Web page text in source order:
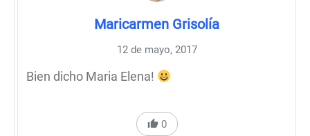
Maricarmen Grisolía
12 de mayo, 2017
Bien dicho Maria Elena!
0